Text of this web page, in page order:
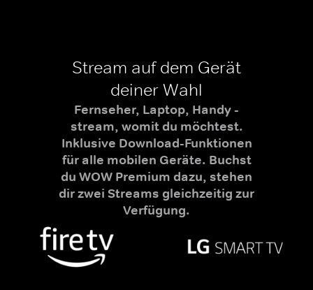
Stream auf dem Gerät
deiner Wahl
Fernseher, Laptop, Handy -
stream, womit du möchtest.
Inklusive Download-Funktionen
für alle mobilen Geräte. Buchst
du WOW Premium dazu, stehen
dir zwei Streams gleichzeitig zur
Verfügung.